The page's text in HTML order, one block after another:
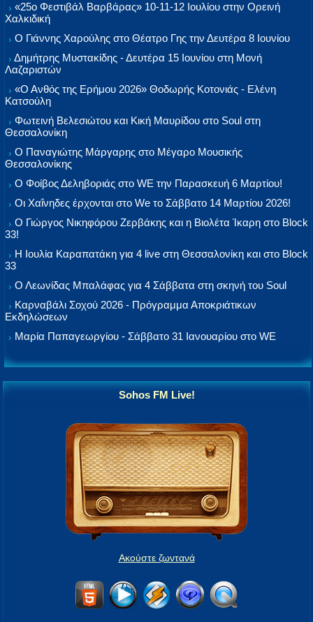
«25ο Φεστιβάλ Βαρβάρας» 10-11-12 Ιουλίου στην Ορεινή
Χαλκιδική
Ο Γιάννης Χαρούλης στο Θέατρο Γης την Δευτέρα 8 Ιουνίου
Δημήτρης Μυστακίδης - Δευτέρα 15 Ιουνίου στη Μονή
Λαζαριστών
«Ο Ανθός της Ερήμου 2026» Θοδωρής Κοτονιάς - Ελένη
Κατσούλη
Φωτεινή Βελεσιώτου και Κική Μαυρίδου στο Soul στη
Θεσσαλονίκη
Ο Παναγιώτης Μάργαρης στο Μέγαρο Μουσικής
Θεσσαλονίκης
Ο Φοίβος Δεληβοριάς στο WE την Παρασκευή 6 Μαρτίου!
Οι Χαΐνηδες έρχονται στο We το Σάββατο 14 Μαρτίου 2026!
Ο Γιώργος Νικηφόρου Ζερβάκης και η Βιολέτα Ίκαρη στο Block
33!
Η Ιουλία Καραπατάκη για 4 live στη Θεσσαλονίκη και στο Block
33
Ο Λεωνίδας Μπαλάφας για 4 Σάββατα στη σκηνή του Soul
Καρναβάλι Σοχού 2026 - Πρόγραμμα Αποκριάτικων
Εκδηλώσεων
Μαρία Παπαγεωργίου - Σάββατο 31 Ιανουαρίου στο WE
Sohos FM Live!
Ακούστε ζωντανά